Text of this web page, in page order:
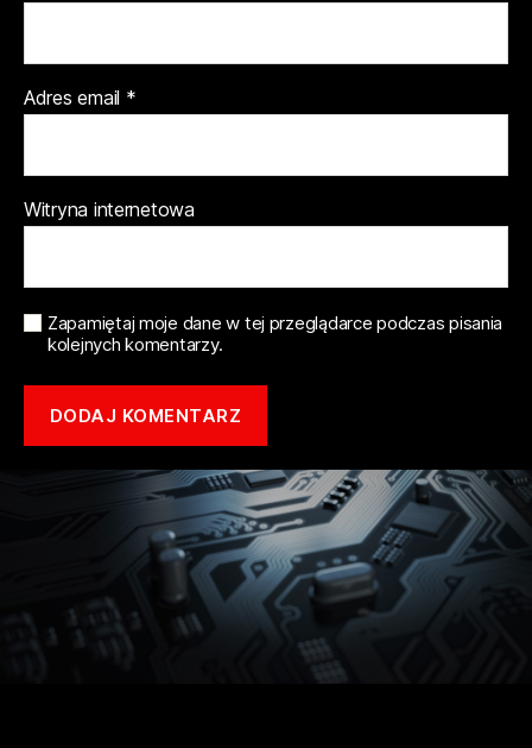
Adres email *
Witryna internetowa
Zapamiętaj moje dane w tej przeglądarce podczas pisania
kolejnych komentarzy.
Copyright © 2021 mototune.com.pl |Polityka prywatności| Stworzone w
ramachatwi.pl